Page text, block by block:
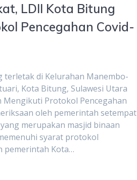
LDII Kota Bitung
Pencegahan Covid-
terletak di Kelurahan Manembo-
Kota Bitung, Sulawesi Utara
Protokol Pencegahan
oleh pemerintah setempat
merupakan masjid binaan
syarat protokol
pemerintah Kota…